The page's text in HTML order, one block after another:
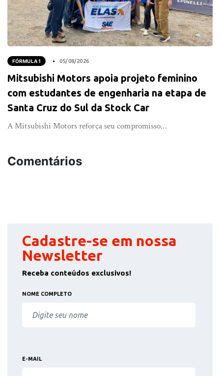
FÓRMULA 1 05/08/2026
Mitsubishi Motors apoia projeto feminino
com estudantes de engenharia na etapa de
Santa Cruz do Sul da Stock Car
A Mitsubishi Motors reforça seu compromisso...
Comentários
Cadastre-se em nossa
Newsletter
Receba conteúdos exclusivos!
NOME COMPLETO
E-MAIL